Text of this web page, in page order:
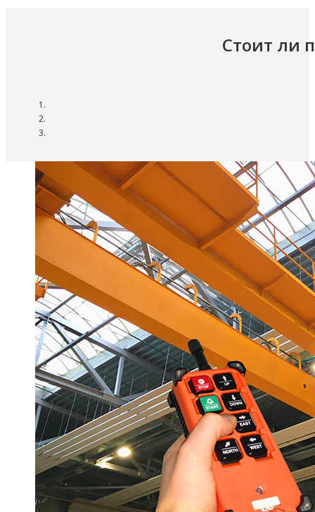
Стоит ли